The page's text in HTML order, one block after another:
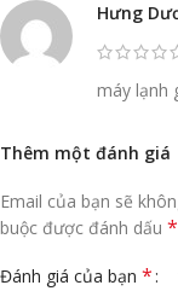
Hưng
máy lạnh
Thêm một đánh giá
Email của bạn sẽ
buộc được đánh dấu *
Đánh giá của bạn *